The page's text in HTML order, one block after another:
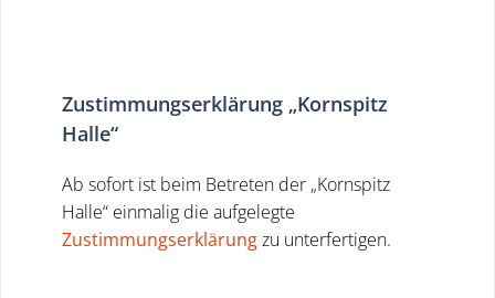
Zustimmungserklärung „Kornspitz
Halle“
Ab sofort ist beim Betreten der „Kornspitz
Halle“ einmalig die aufgelegte
Zustimmungserklärungzu unterfertigen.